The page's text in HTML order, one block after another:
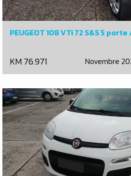
PEUGEOT 108 VTi 72 S&S 5
KM 76.971 Novembre